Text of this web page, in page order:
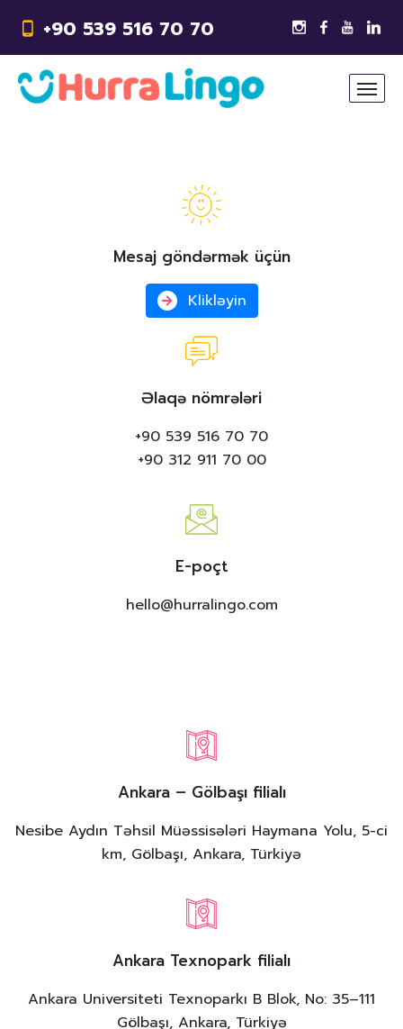
+90 539 516 70 70
Mesaj göndərmək üçün
Klikləyin
Əlaqə nömrələri
+90 539 516 70 70
+90 312 911 70 00
E-poçt
hello@hurralingo.com
Ankara – Gölbaşı filialı
Nesibe Aydın Təhsil Müəssisələri Haymana Yolu, 5-ci
km, Gölbaşı, Ankara, Türkiyə
Ankara Texnopark filialı
Ankara Universiteti Texnoparkı B Blok, No: 35–111
Gölbaşı, Ankara, Türkiyə